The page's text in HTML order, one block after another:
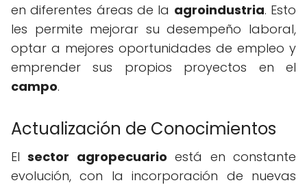
en diferentes áreas de la agroindustria. Esto
les permite mejorar su desempeño laboral,
optar a mejores oportunidades de empleo y
emprender sus propios proyectos en el
campo.
Actualización de Conocimientos
Elsector agropecuario está en constante
evolución, con la incorporación de nuevas